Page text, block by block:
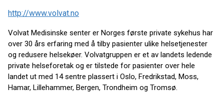
http://www.volvat.no
Volvat Medisinske senter er Norges første private sykehus har
over 30 års erfaring med å tilby pasienter ulike helsetjenester
og redusere helsekøer. Volvatgruppen er et av landets ledende
private helseforetak og er tilstede for pasienter over hele
landet ut med 14 sentre plassert i Oslo, Fredrikstad, Moss,
Hamar, Lillehammer, Bergen, Trondheim og Tromsø.